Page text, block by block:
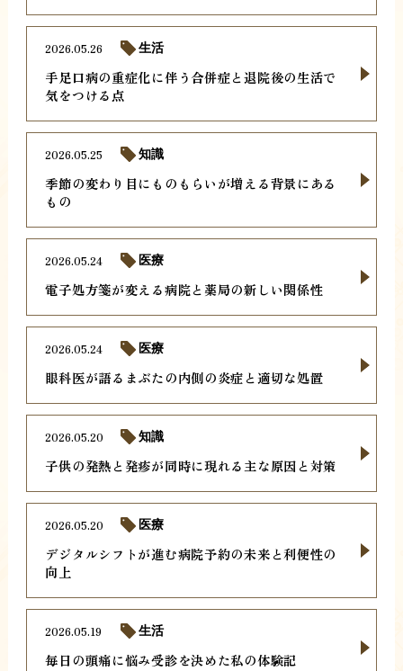
手足口病の重症化に伴う合併症と退院後の生活で
気をつける点
2026.05.26 生活
季節の変わり目にものもらいが増える背景にある
もの
2026.05.25 知識
電子処方箋が変える病院と薬局の新しい関係性
2026.05.24 医療
眼科医が語るまぶたの内側の炎症と適切な処置
2026.05.24 医療
子供の発熱と発疹が同時に現れる主な原因と対策
2026.05.20 知識
デジタルシフトが進む病院予約の未来と利便性の
向上
2026.05.20 医療
毎日の頭痛に悩み受診を決めた私の体験記
2026.05.19 生活